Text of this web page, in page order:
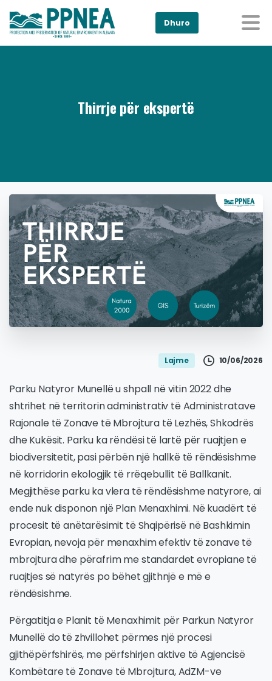
Dhuro
Thirrje për ekspertë
Lajme 10/06/2026
Parku Natyror Munellë u shpall në vitin 2022 dhe
shtrihet në territorin administrativ të Administratave
Rajonale të Zonave të Mbrojtura të Lezhës, Shkodrës
dhe Kukësit. Parku ka rëndësi të lartë për ruajtjen e
biodiversitetit, pasi përbën një hallkë të rëndësishme
në korridorin ekologjik të rrëqebullit të Ballkanit.
Megjithëse parku ka vlera të rëndësishme natyrore, ai
ende nuk disponon një Plan Menaxhimi. Në kuadërt të
procesit të anëtarësimit të Shqipërisë në Bashkimin
Evropian, nevoja për menaxhim efektiv të zonave të
mbrojtura dhe përafrim me standardet evropiane të
ruajtjes së natyrës po bëhet gjithnjë e më e
rëndësishme.
Përgatitja e Planit të Menaxhimit për Parkun Natyror
Munellë do të zhvillohet përmes një procesi
gjithëpërfshirës, me përfshirjen aktive të Agjencisë
Kombëtare të Zonave të Mbrojtura, AdZM-ve